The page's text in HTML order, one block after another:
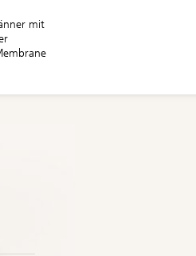
mit